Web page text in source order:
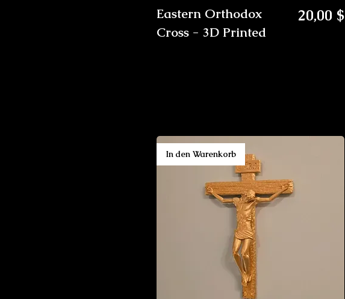
Eastern Orthodox
Cross - 3D Printed
Preis
20,00 $
In den Warenkorb